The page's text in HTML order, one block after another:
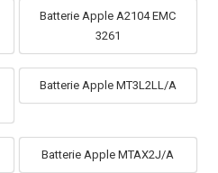
Batterie Apple A2104 EMC
3261
Batterie Apple MT3L2LL/A
Batterie Apple MTAX2J/A